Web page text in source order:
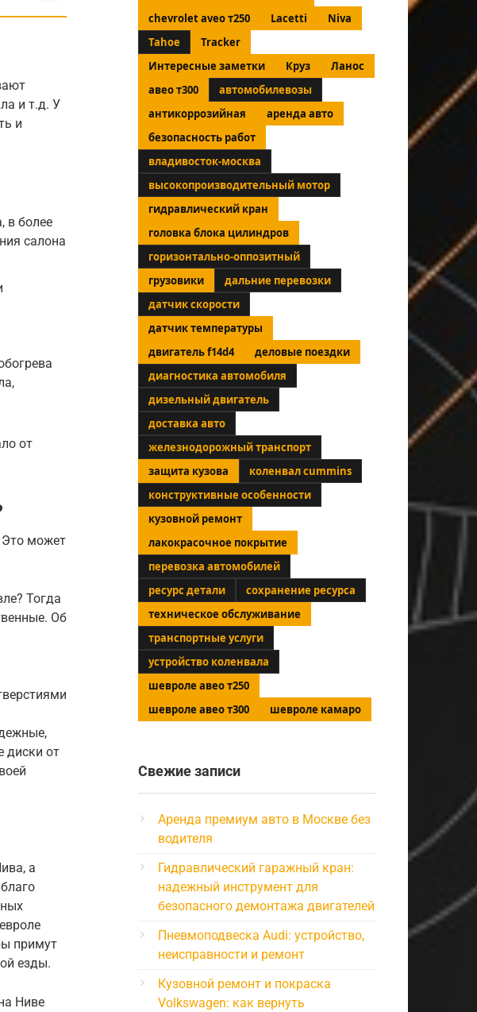
и т.д. У
и
в более
салона
от
Это может
Тогда
Об
диски от
а
примут
езды.
Ниве
chevrolet aveo т250
Lacetti
Niva
Tahoe
Tracker
Интересные заметки
Круз
Ланос
авео т300
автомобилевозы
антикоррозийная
аренда авто
безопасность работ
владивосток-москва
высокопроизводительный мотор
гидравлический кран
головка блока цилиндров
горизонтально-оппозитный
грузовики
дальние перевозки
датчик скорости
датчик температуры
двигатель f14d4
деловые поездки
диагностика автомобиля
дизельный двигатель
доставка авто
железнодорожный транспорт
защита кузова
коленвал cummins
конструктивные особенности
кузовной ремонт
лакокрасочное покрытие
перевозка автомобилей
ресурс детали
сохранение ресурса
техническое обслуживание
транспортные услуги
устройство коленвала
шевроле авео т250
шевроле авео т300
шевроле камаро
Свежие записи
Аренда премиум авто в Москве без
водителя
Гидравлический гаражный кран:
надежный инструмент для
безопасного демонтажа двигателей
Пневмоподвеска Audi: устройство,
неисправности и ремонт
Кузовной ремонт и покраска
Volkswagen: как вернуть